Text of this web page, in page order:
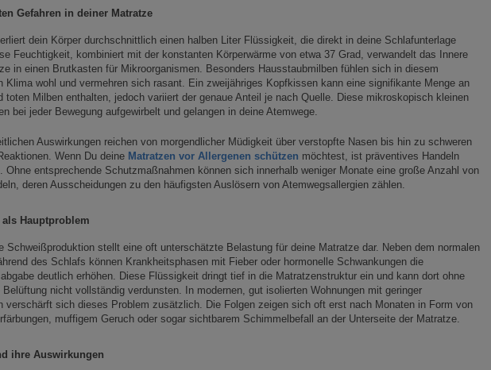
Gefahren in deiner Matratze
dein Körper durchschnittlich einen halben Liter Flüssigkeit, die direkt in deine Schlafunterlage
Feuchtigkeit, kombiniert mit der konstanten Körperwärme von etwa 37 Grad, verwandelt das Innere
in einen Brutkasten für Mikroorganismen. Besonders Hausstaubmilben fühlen sich in diesem
Klima wohl und vermehren sich rasant. Ein zweijähriges Kopfkissen kann eine signifikante Menge an
toten Milben enthalten, jedoch variiert der genaue Anteil je nach Quelle. Diese mikroskopisch kleinen
bei jeder Bewegung aufgewirbelt und gelangen in deine Atemwege.
Auswirkungen reichen von morgendlicher Müdigkeit über verstopfte Nasen bis hin zu schweren
Wenn Du deine Matratzen vor Allergenen schützen möchtest, ist präventives Handeln
Ohne entsprechende Schutzmaßnahmen können sich innerhalb weniger Monate eine große Anzahl von
deren Ausscheidungen zu den häufigsten Auslösern von Atemwegsallergien zählen.
als Hauptproblem
Schweißproduktion stellt eine oft unterschätzte Belastung für deine Matratze dar. Neben dem normalen
des Schlafs können Krankheitsphasen mit Fieber oder hormonelle Schwankungen die
deutlich erhöhen. Diese Flüssigkeit dringt tief in die Matratzenstruktur ein und kann dort ohne
Belüftung nicht vollständig verdunsten. In modernen, gut isolierten Wohnungen mit geringer
verschärft sich dieses Problem zusätzlich. Die Folgen zeigen sich oft erst nach Monaten in Form von
muffigem Geruch oder sogar sichtbarem Schimmelbefall an der Unterseite der Matratze.
ihre Auswirkungen